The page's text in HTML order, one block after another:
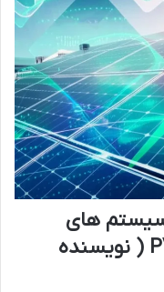
های
فتوولتاییک با نرم افزار PVsyst ( نویسنده